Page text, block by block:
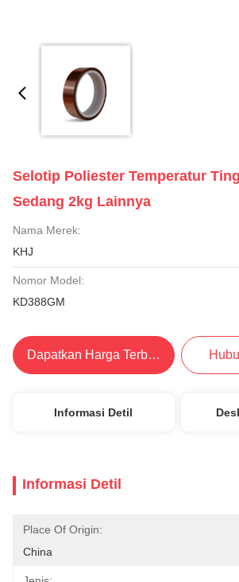
Selotip Poliester Temperatur
Sedang 2kg Lainnya
Nama Merek:
KHJ
Nomor Model:
KD388GM
Dapatkan Harga Terbaik
Informasi Detil
Informasi Detil
Place Of Origin:
China